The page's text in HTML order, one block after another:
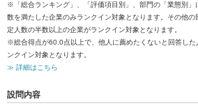
※「総合ランキング」、「評価項目別」、部門の「業態別」
数を満たした企業のみランクイン対象となります。その他
定人数の半数以上の企業がランクイン対象となります。
※総合得点が60.0点以上で、他人に薦めたくないと回答した
ンクイン対象となります。
≫ 詳細はこちら
設問内容